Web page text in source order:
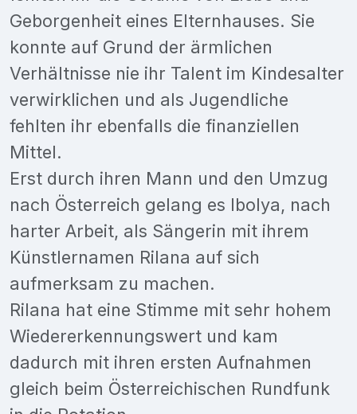
Geborgenheit eines Elternhauses. Sie
konnte auf Grund der ärmlichen
Verhältnisse nie ihr Talent im Kindesalter
verwirklichen und als Jugendliche
fehlten ihr ebenfalls die finanziellen
Mittel.
Erst durch ihren Mann und den Umzug
nach Österreich gelang es Ibolya, nach
harter Arbeit, als Sängerin mit ihrem
Künstlernamen Rilana auf sich
aufmerksam zu machen.
Rilana hat eine Stimme mit sehr hohem
Wiedererkennungswert und kam
dadurch mit ihren ersten Aufnahmen
gleich beim Österreichischen Rundfunk